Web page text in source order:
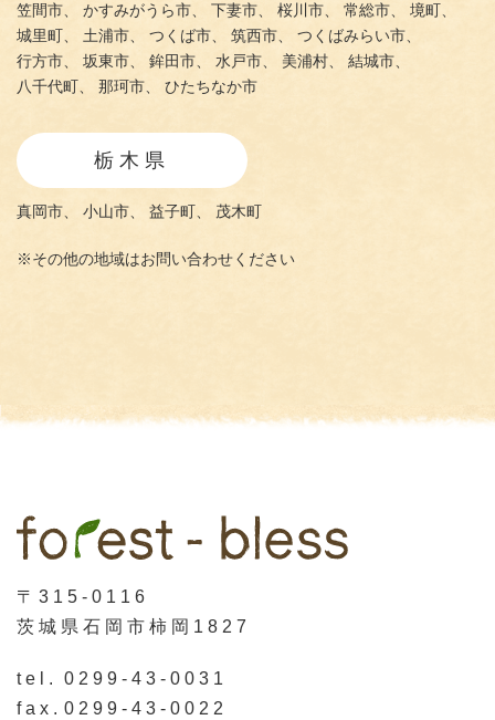
笠間市、
かすみがうら市、 下妻市、 桜川市、 常総市、
境町、
城里町、
土浦市、 つくば市、 筑西市、
つくばみらい市、
行方市、
坂東市、 鉾田市、 水戸市、 美浦村、
結城市、
八千代町、
那珂市、 ひたちなか市
栃木県
真岡市、 小山市、 益子町、 茂木町
※その他の地域はお問い合わせください
〒315-0116
茨城県石岡市柿岡1827
tel.
0299-43-0031
fax. 0299-43-0022